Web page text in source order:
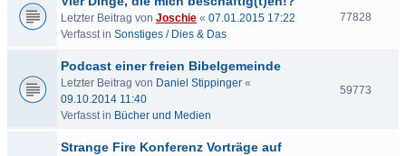
Letzter Beitrag von Joschie « 07.01.2015 17:22
Verfasst in Sonstiges / Dies & Das
77828
Podcast einer freien Bibelgemeinde
Letzter Beitrag von Daniel Stippinger «
09.10.2014 11:40
Verfasst in Bücher und Medien
59773
Strange Fire Konferenz Vorträge auf